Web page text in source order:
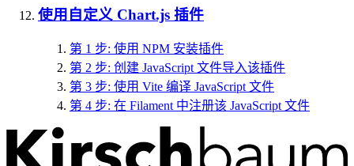
使用自定义 Chart.js 插件
第 1 步: 使用 NPM 安装插件
第 2 步: 创建 JavaScript 文件导入该插件
第 3 步: 使用 Vite 编译 JavaScript 文件
第 4 步: 在 Filament 中注册该 JavaScript 文件